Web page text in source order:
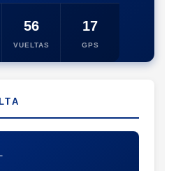
56
VUELTAS
17
GPS